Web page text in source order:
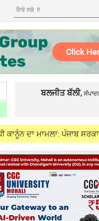
ਬਲਜੀਤ ਬੱਲੀ,
ਮਾਮਲਾ: ਪੰਜਾਬ ਸਰਕਾਰ ਨਾਲ